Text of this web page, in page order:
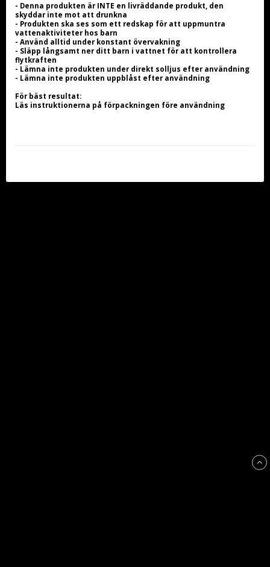
- Denna produkten är INTE en livräddande produkt, den
skyddar inte mot att drunkna
- Produkten ska ses som ett redskap för att uppmuntra
vattenaktiviteter hos barn
- Använd alltid under konstant övervakning
- Släpp långsamt ner ditt barn i vattnet för att kontrollera
flytkraften
- Lämna inte produkten under direkt solljus efter användning
- Lämna inte produkten uppblåst efter användning
För bäst resultat:
Läs instruktionerna på förpackningen före användning